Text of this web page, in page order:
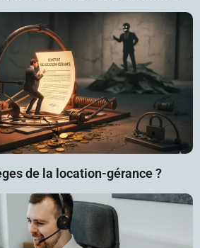
de la location-gérance ?